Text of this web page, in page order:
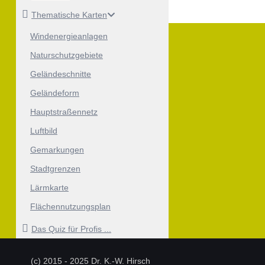
Thematische Karten
Windenergieanlagen
Naturschutzgebiete
Geländeschnitte
Geländeform
Hauptstraßennetz
Luftbild
Gemarkungen
Stadtgrenzen
Lärmkarte
Flächennutzungsplan
Das Quiz für Profis ...
(c) 2015 - 2025 Dr. K.-W. Hirsch